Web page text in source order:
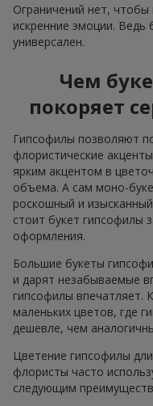
Ограничений нет, чтобы
искренние эмоции.
универсален.
Чем
покоряет
Гипсофилы позволяют
флористические
ярким акцентом в
объема. А сам моно-
роскошный и
стоит букет гипсофилы
оформления.
Большие букеты
и дарят незабываемые
гипсофилы впечатляет.
маленьких цветов, где
дешевле, чем
Цветение гипсофилы
флористы часто
следующим